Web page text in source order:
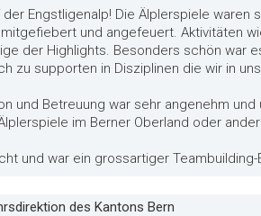
Engstligenalp! Die Älplerspiele
und angefeuert. Aktivitäten
der Highlights. Besonders schön war
zu supporten in Disziplinen die wir in
und Betreuung war sehr angenehm und
im Berner Oberland oder
und war ein grossartiger
des Kantons Bern